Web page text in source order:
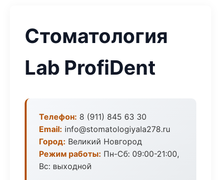
Стоматология
Lab ProfiDent
Телефон: 8 (911) 845 63 30
Email: info@stomatologiyala278.ru
Город: Великий Новгород
Режим работы: Пн-Сб: 09:00-21:00,
Вс: выходной